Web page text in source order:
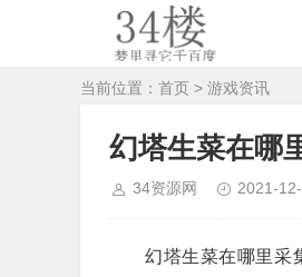
当前位置： 首页 > 游戏资讯
幻塔生菜在哪
34资源网 2021-
幻塔生菜在哪里采